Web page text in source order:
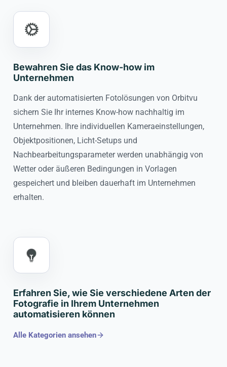
Bewahren Sie das Know-how im
Unternehmen
Dank der automatisierten Fotolösungen von Orbitvu
sichern Sie Ihr internes Know-how nachhaltig im
Unternehmen. Ihre individuellen Kameraeinstellungen,
Objektpositionen, Licht-Setups und
Nachbearbeitungsparameter werden unabhängig von
Wetter oder äußeren Bedingungen in Vorlagen
gespeichert und bleiben dauerhaft im Unternehmen
erhalten.
Erfahren Sie, wie Sie verschiedene Arten der
Fotografie in Ihrem Unternehmen
automatisieren können
Alle Kategorien ansehen